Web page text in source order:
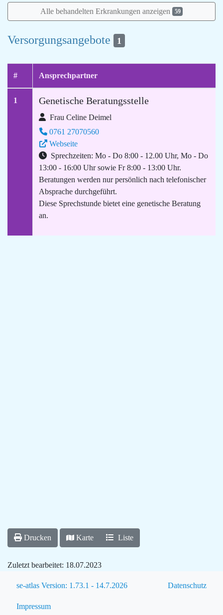
Alle behandelten Erkrankungen anzeigen 59
Versorgungsangebote 1
# Ansprechpartner
1 Genetische Beratungsstelle
Frau Celine Deimel
0761 27070560
Webseite
Sprechzeiten: Mo - Do 8:00 - 12.00 Uhr, Mo - Do
13:00 - 16:00 Uhr sowie Fr 8:00 - 13:00 Uhr.
Beratungen werden nur persönlich nach telefonischer
Absprache durchgeführt.
Diese Sprechstunde bietet eine genetische Beratung
an.
Drucken Karte Liste
Zuletzt bearbeitet: 18.07.2023
se-atlas Version: 1.73.1 - 14.7.2026 Datenschutz
Impressum